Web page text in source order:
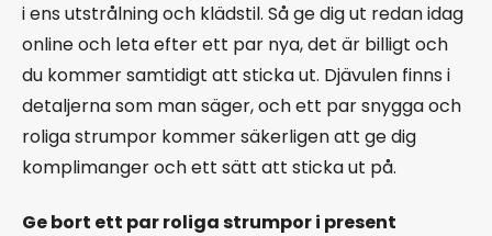
i ens utstrålning och klädstil. Så ge dig ut redan idag
online och leta efter ett par nya, det är billigt och
du kommer samtidigt att sticka ut. Djävulen finns i
detaljerna som man säger, och ett par snygga och
roliga strumpor kommer säkerligen att ge dig
komplimanger och ett sätt att sticka ut på.
Ge bort ett par roliga strumpor i present